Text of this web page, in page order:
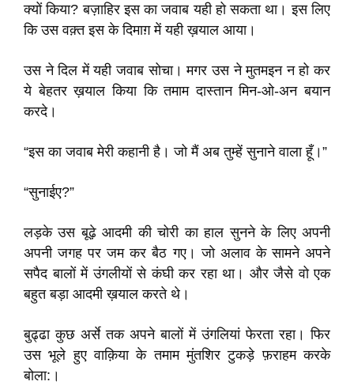
क्यों किया? बज़ाहिर इस का जवाब यही हो सकता था। इस लिए
कि उस वक़्त इस के दिमाग़ में यही ख़याल आया।
उस ने दिल में यही जवाब सोचा। मगर उस ने मुतमइन न हो कर
ये बेहतर ख़याल किया कि तमाम दास्तान मिन-ओ-अन बयान
करदे।
“इस का जवाब मेरी कहानी है। जो मैं अब तुम्हें सुनाने वाला हूँ।”
“सुनाईए?”
लड़के उस बूढ़े आदमी की चोरी का हाल सुनने के लिए अपनी
अपनी जगह पर जम कर बैठ गए। जो अलाव के सामने अपने
सपैद बालों में उंगलीयों से कंघी कर रहा था। और जैसे वो एक
बहुत बड़ा आदमी ख़याल करते थे।
बुढ्ढा कुछ अर्से तक अपने बालों में उंगलियां फेरता रहा। फिर
उस भूले हुए वाक़िया के तमाम मुंतशिर टुकड़े फ़राहम करके
बोला:।